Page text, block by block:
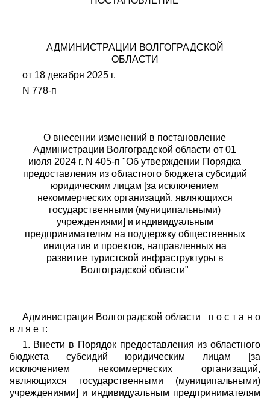
АДМИНИСТРАЦИИ ВОЛГОГРАДСКОЙ
ОБЛАСТИ
от 18 декабря 2025 г.
N 778-п
О внесении изменений в постановление
Администрации Волгоградской области от 01
июля 2024 г. N 405-п "Об утверждении Порядка
предоставления из областного бюджета субсидий
юридическим лицам [за исключением
некоммерческих организаций, являющихся
государственными (муниципальными)
учреждениями] и индивидуальным
предпринимателям на поддержку общественных
инициатив и проектов, направленных на
развитие туристской инфраструктуры в
Волгоградской области"
Администрация Волгоградской области п о с т а н о
в л я е т:
1. Внести в Порядок предоставления из областного
бюджета субсидий юридическим лицам [за
исключением некоммерческих организаций,
являющихся государственными (муниципальными)
учреждениями] и индивидуальным предпринимателям